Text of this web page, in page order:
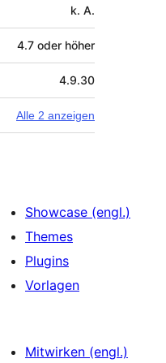
k. A.
4.7 oder höher
4.9.30
Alle 2 anzeigen
Showcase (engl.)
Themes
Plugins
Vorlagen
Mitwirken (engl.)